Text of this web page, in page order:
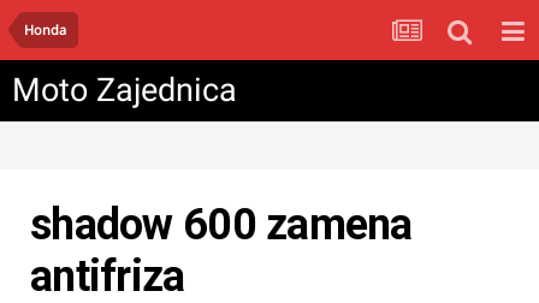
Honda
Moto Zajednica
shadow 600 zamena
antifriza